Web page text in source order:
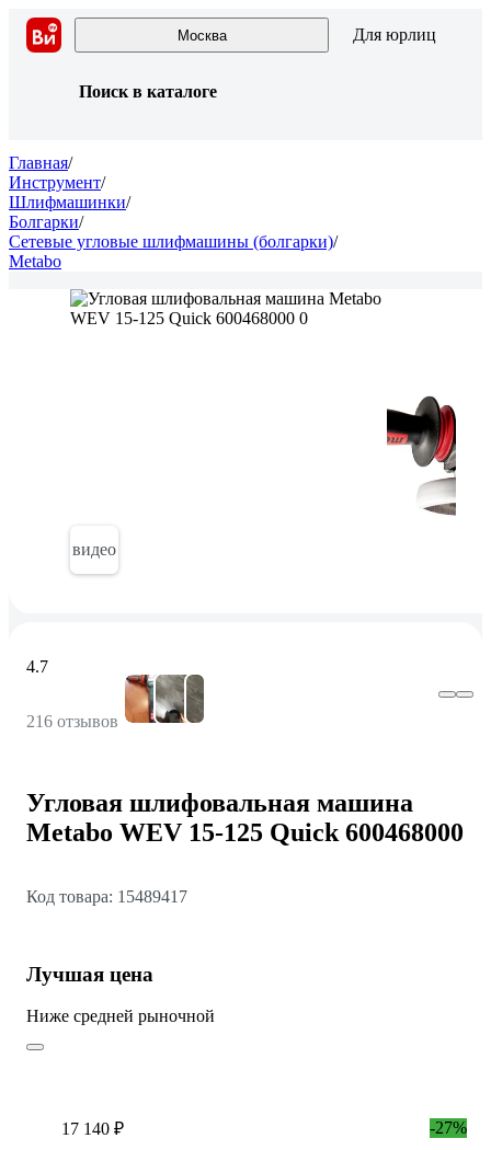
Москва Для юрлиц
Поиск в каталоге
Главная/
Инструмент/
Шлифмашинки/
Болгарки/
Сетевые угловые шлифмашины (болгарки)/
Metabo
видео
4.7
216 отзывов
Угловая шлифовальная машина
Metabo WEV 15-125 Quick 600468000
Код товара: 15489417
Лучшая цена
Ниже средней рыночной
17 140 ₽ -27%